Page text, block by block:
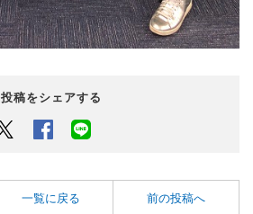
投稿をシェアする
Twitter Facebook
一覧に戻る 前の投稿へ